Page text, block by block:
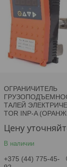
ОГРАНИЧИТЕЛЬ
ТАЛЕЙ
TOR INP-A
Цену
В наличии
+375 (44) 775-45-